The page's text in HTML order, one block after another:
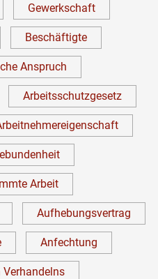
Gewerkschaft
Beschäftigte
Anspruch
Arbeitsschutzgesetz
Arbeit
Aufhebungsvertrag
Anfechtung
Verhandelns